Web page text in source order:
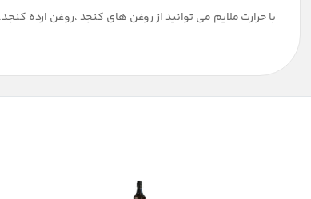
با حرارت ملایم می توانید از روغن های کنجد ،روغن ارده